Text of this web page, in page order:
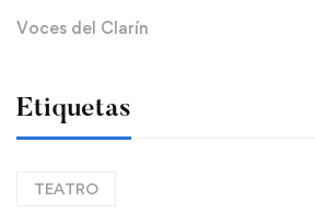
Voces del Clarín
Etiquetas
TEATRO